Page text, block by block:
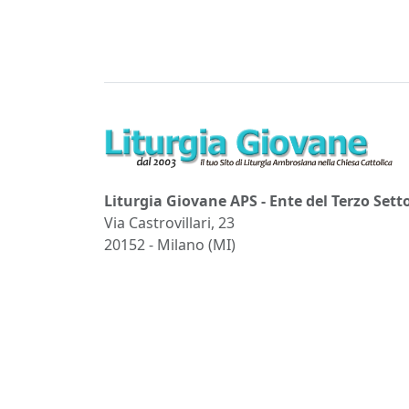
Liturgia Giovane APS - Ente del Terzo
Via Castrovillari, 23
20152 - Milano (MI)